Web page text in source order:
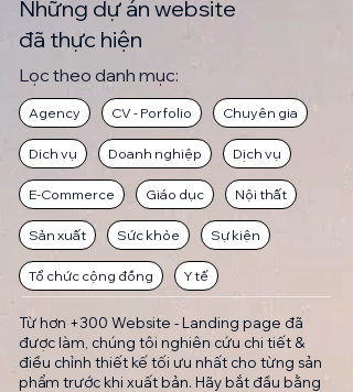
Những dự án website
đã thực hiện
Lọc theo danh mục:
Agency CV - Porfolio Chuyên gia
Dich vụ Doanh nghiệp Dịch vụ
E-Commerce Giáo dục Nội thất
Sản xuất Sức khỏe Sự kiện
Tổ chức cộng đồng Y tế
Từ hơn +300 Website - Landing page đã
được làm, chúng tôi nghiên cứu chi tiết &
điều chỉnh thiết kế tối ưu nhất cho từng sản
phẩm trước khi xuất bản. Hãy bắt đầu bằng